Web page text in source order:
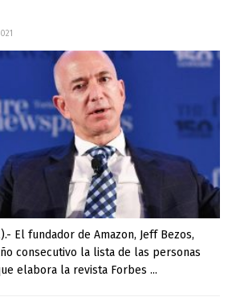
El fundador de Amazon, Jeff Bezos,
consecutivo la lista de las personas
elabora la revista Forbes ...